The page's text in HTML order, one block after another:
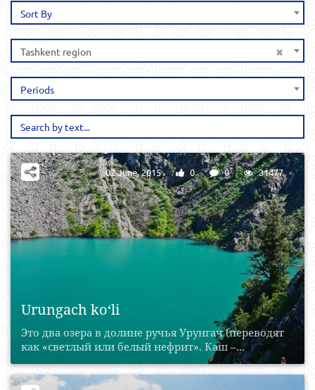
Sort By
×
Tashkent region
Periods
Urungach ko‘li
Это два озера в долине ручья Урунгач (переводят
как «светлый или белый нефрит». Каш –...
02 June, 2015 0 0 31477